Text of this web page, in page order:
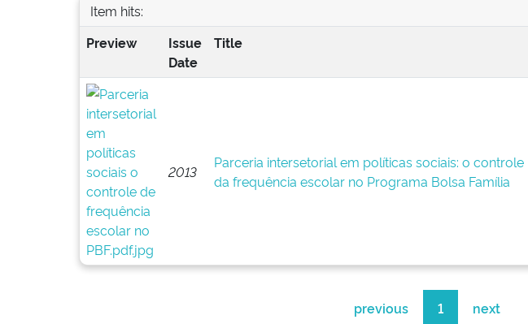
Item hits:
Preview
Issue
Date
Title
2013
Parceria intersetorial em políticas sociais: o controle
da frequência escolar no Programa Bolsa Família
previous 1 next